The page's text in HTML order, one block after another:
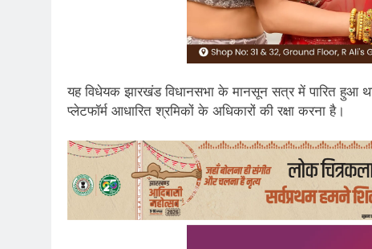
यह विधेयक झारखंड विधानसभा के मानसून सत्र में पारित हुआ
प्लेटफॉर्म आधारित श्रमिकों के अधिकारों की रक्षा करना है।